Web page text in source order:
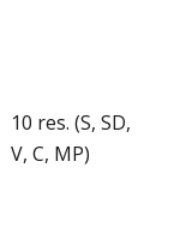
10 res. (S, SD,
V, C, MP)